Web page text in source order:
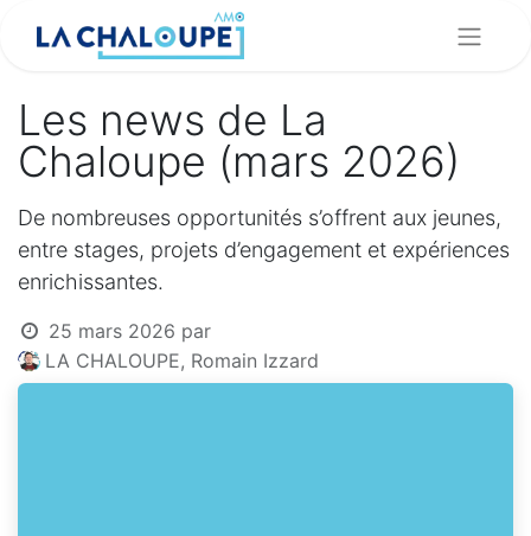
Les news de La
Chaloupe (mars 2026)
De nombreuses opportunités s’offrent aux jeunes,
entre stages, projets d’engagement et expériences
enrichissantes.
25 mars 2026 par
LA CHALOUPE, Romain Izzard